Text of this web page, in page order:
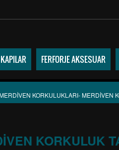
FERFORJE AKSESUAR
KORKULUKLARI- MERDİVEN
KORKULUK